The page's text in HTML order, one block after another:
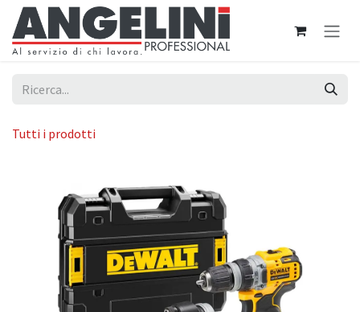
Passa al contenuto
Tutti i prodotti